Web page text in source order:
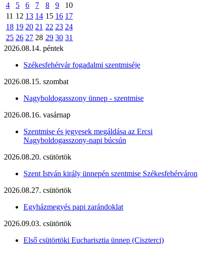
4
5 6 7 8 9
10
11 12 13 14 15 16 17
18 19 20 21 22 23 24
25 26 27 28 29 30 31
2026.08.14. péntek
Székesfehérvár fogadalmi szentmiséje
2026.08.15. szombat
Nagyboldogasszony ünnep - szentmise
2026.08.16. vasárnap
Szentmise és jegyesek megáldása az Ercsi
Nagyboldogasszony-napi búcsún
2026.08.20. csütörtök
Szent István király ünnepén szentmise Székesfehérváron
2026.08.27. csütörtök
Egyházmegyés papi zarándoklat
2026.09.03. csütörtök
Első csütörtöki Eucharisztia ünnep (Ciszterci)